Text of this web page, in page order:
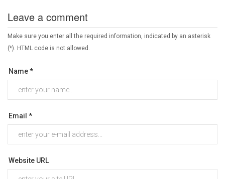
Leave a comment
Make sure you enter all the required information, indicated by an asterisk
(*). HTML code is not allowed.
Name *
Email *
Website URL